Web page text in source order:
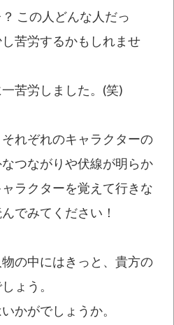
この人どんな人だっ
苦労するかもしれませ
苦労しました。(笑)
れぞれのキャラクターの
つながりや伏線が明らか
ラクターを覚えて行きな
でみてください！
の中にはきっと、貴方の
ょう。
かがでしょうか。